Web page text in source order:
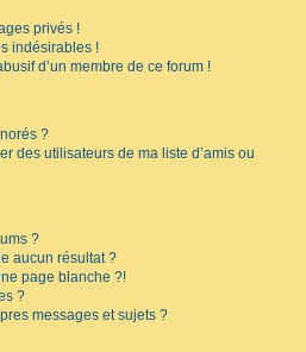
privés !
indésirables !
d’un membre de ce forum !
?
des utilisateurs de ma liste d’amis ou
?
aucun résultat ?
page blanche ?!
?
messages et sujets ?